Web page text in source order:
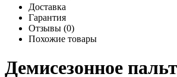
Доставка
Гарантия
Отзывы (0)
Похожие товары
Демисезонное